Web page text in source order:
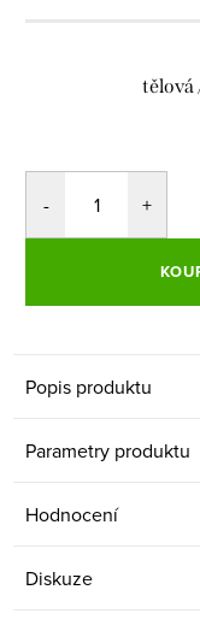
Popis produktu
Parametry produktu
Hodnocení
Diskuze